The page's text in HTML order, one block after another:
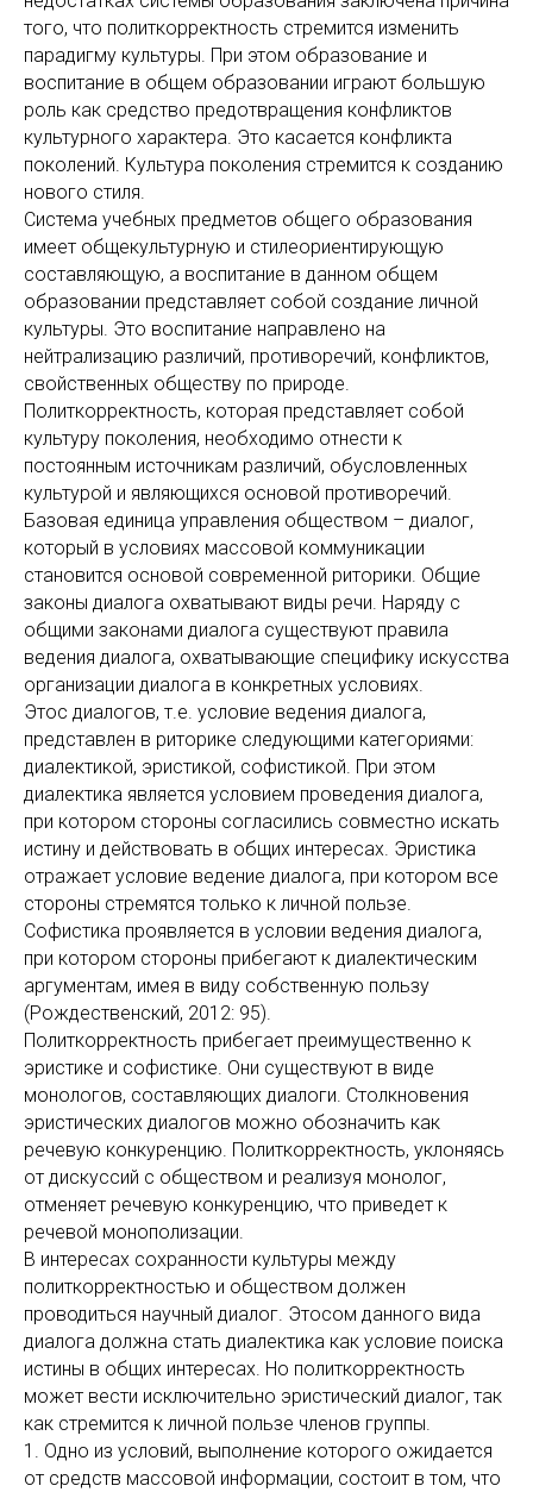
того, что политкорректность стремится изменить
парадигму культуры. При этом образование и
воспитание в общем образовании играют большую
роль как средство предотвращения конфликтов
культурного характера. Это касается конфликта
поколений. Культура поколения стремится к созданию
нового стиля.
Система учебных предметов общего образования
имеет общекультурную и стилеориентирующую
составляющую, а воспитание в данном общем
образовании представляет собой создание личной
культуры. Это воспитание направлено на
нейтрализацию различий, противоречий, конфликтов,
свойственных обществу по природе.
Политкорректность, которая представляет собой
культуру поколения, необходимо отнести к
постоянным источникам различий, обусловленных
культурой и являющихся основой противоречий.
Базовая единица управления обществом – диалог,
который в условиях массовой коммуникации
становится основой современной риторики. Общие
законы диалога охватывают виды речи. Наряду с
общими законами диалога существуют правила
ведения диалога, охватывающие специфику искусства
организации диалога в конкретных условиях.
Этос диалогов, т.е. условие ведения диалога,
представлен в риторике следующими категориями:
диалектикой, эристикой, софистикой. При этом
диалектика является условием проведения диалога,
при котором стороны согласились совместно искать
истину и действовать в общих интересах. Эристика
отражает условие ведение диалога, при котором все
стороны стремятся только к личной пользе.
Софистика проявляется в условии ведения диалога,
при котором стороны прибегают к диалектическим
аргументам, имея в виду собственную пользу
(Рождественский, 2012: 95).
Политкорректность прибегает преимущественно к
эристике и софистике. Они существуют в виде
монологов, составляющих диалоги. Столкновения
эристических диалогов можно обозначить как
речевую конкуренцию. Политкорректность, уклоняясь
от дискуссий с обществом и реализуя монолог,
отменяет речевую конкуренцию, что приведет к
речевой монополизации.
В интересах сохранности культуры между
политкорректностью и обществом должен
проводиться научный диалог. Этосом данного вида
диалога должна стать диалектика как условие поиска
истины в общих интересах. Но политкорректность
может вести исключительно эристический диалог, так
как стремится к личной пользе членов группы.
1. Одно из условий, выполнение которого ожидается
от средств массовой информации, состоит в том, что